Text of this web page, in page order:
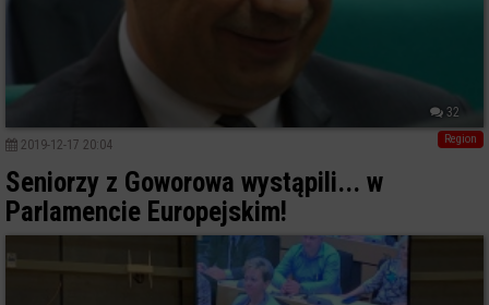
32
Region
2019-12-17 20:04
Seniorzy z Goworowa wystąpili... w
Parlamencie Europejskim!